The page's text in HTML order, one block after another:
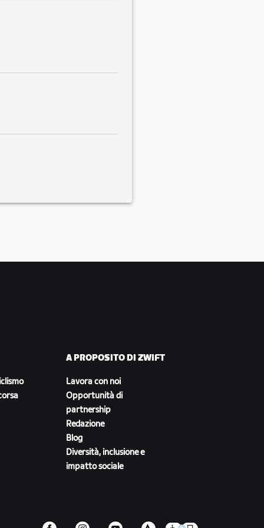
A PROPOSITO DI ZWIFT
Lavora con noi
Opportunità di
partnership
Redazione
Blog
Diversità, inclusione e
impatto sociale